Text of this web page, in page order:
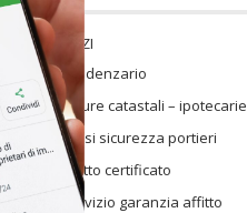
SERVIZI
Scadenzario
Visure catastali – ipotecarie
Corsi sicurezza portieri
Affitto certificato
Servizio garanzia affitto